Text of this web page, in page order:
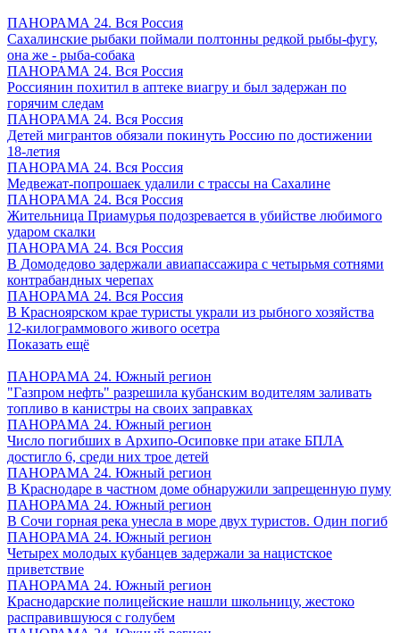
ПАНОРАМА 24. Вся Россия
Сахалинские рыбаки поймали полтонны редкой рыбы-фугу,
она же - рыба-собака
ПАНОРАМА 24. Вся Россия
Россиянин похитил в аптеке виагру и был задержан по
горячим следам
ПАНОРАМА 24. Вся Россия
Детей мигрантов обязали покинуть Россию по достижении
18-летия
ПАНОРАМА 24. Вся Россия
Медвежат-попрошаек удалили с трассы на Сахалине
ПАНОРАМА 24. Вся Россия
Жительница Приамурья подозревается в убийстве любимого
ударом скалки
ПАНОРАМА 24. Вся Россия
В Домодедово задержали авиапассажира с четырьмя сотнями
контрабандных черепах
ПАНОРАМА 24. Вся Россия
В Красноярском крае туристы украли из рыбного хозяйства
12-килограммового живого осетра
Показать ещё
ПАНОРАМА 24. Южный регион
"Газпром нефть" разрешила кубанским водителям заливать
топливо в канистры на своих заправках
ПАНОРАМА 24. Южный регион
Число погибших в Архипо-Осиповке при атаке БПЛА
достигло 6, среди них трое детей
ПАНОРАМА 24. Южный регион
В Краснодаре в частном доме обнаружили запрещенную пуму
ПАНОРАМА 24. Южный регион
В Сочи горная река унесла в море двух туристов. Один погиб
ПАНОРАМА 24. Южный регион
Четырех молодых кубанцев задержали за нацистское
приветствие
ПАНОРАМА 24. Южный регион
Краснодарские полицейские нашли школьницу, жестоко
расправившуюся с голубем